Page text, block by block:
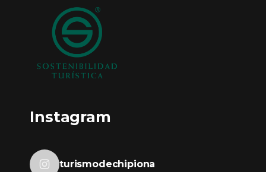
Instagram
turismodechipiona